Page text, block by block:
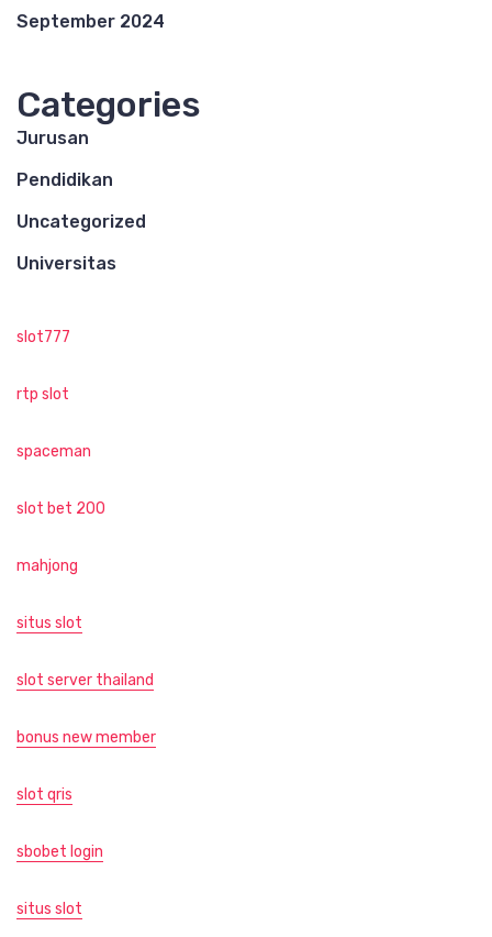
September 2024
Categories
Jurusan
Pendidikan
Uncategorized
Universitas
slot777
rtp slot
spaceman
slot bet 200
mahjong
situs slot
slot server thailand
bonus new member
slot qris
sbobet login
situs slot